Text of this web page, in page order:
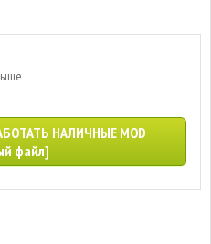
НАЛИЧНЫЕ MOD
файл]